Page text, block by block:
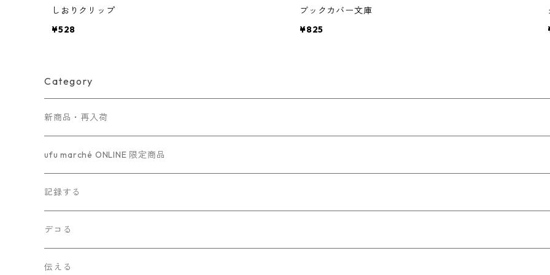
しおりクリップ
¥528
ブックカバー文庫
¥825
Category
新商品・再入荷
ufu marché ONLINE 限定商品
記録する
M6 paper
kraft paper
デコる
パターンペーパー
伝える